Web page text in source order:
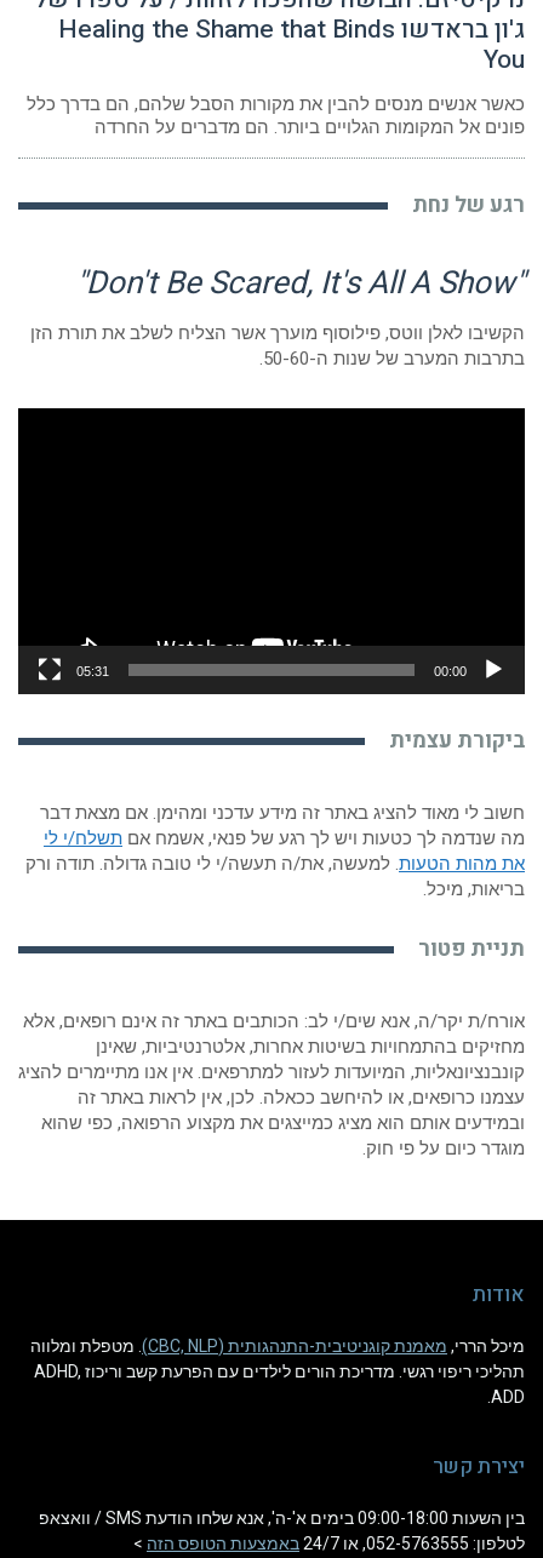
ג'ון בראדשו Healing the Shame that Binds
You
כאשר אנשים מנסים להבין את מקורות הסבל שלהם, הם בדרך כלל
פונים אל המקומות הגלויים ביותר. הם מדברים על החרדה
רגע של נחת
הקשיבו לאלן ווטס, פילוסוף מוערך אשר הצליח לשלב את תורת הזן
בתרבות המערב של שנות ה-50-60.
00:00
05:31
ביקורת עצמית
חשוב לי מאוד להציג באתר זה מידע עדכני ומהימן. אם מצאת דבר
מה שנדמה לך כטעות ויש לך רגע של פנאי, אשמח אםתשלח/י לי
את מהות הטעות. למעשה, את/ה תעשה/י לי טובה גדולה. תודה ורק
בריאות, מיכל.
תניית פטור
אורח/ת יקר/ה, אנא שים/י לב: הכותבים באתר זה אינם רופאים, אלא
מחזיקים בהתמחויות בשיטות אחרות, אלטרנטיביות, שאינן
קונבנציונאליות, המיועדות לעזור למתרפאים. אין אנו מתיימרים להציג
עצמנו כרופאים, או להיחשב ככאלה. לכן, אין לראות באתר זה
ובמידעים אותם הוא מציג כמייצגים את מקצוע הרפואה, כפי שהוא
מוגדר כיום על פי חוק.
אודות
מיכל הררי,מאמנת קוגניטיבית-התנהגותית (CBC, NLP)
. מטפלת ומלווה
תהליכי ריפוי רגשי. מדריכת הורים לילדים עם הפרעת קשב וריכוז ADHD,
ADD.
יצירת קשר
בין השעות 09:00-18:00 בימים א'-ה', אנא שלחו הודעת SMS / וואצאפ
לטלפון: 052-5763555, או 24/7
באמצעות הטופס הזה>